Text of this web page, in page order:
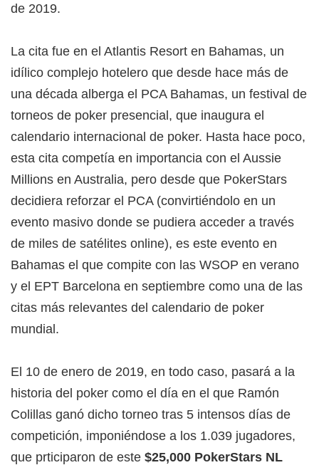
de 2019.
La cita fue en el Atlantis Resort en Bahamas, un
idílico complejo hotelero que desde hace más de
una década alberga el PCA Bahamas, un festival de
torneos de poker presencial, que inaugura el
calendario internacional de poker. Hasta hace poco,
esta cita competía en importancia con el Aussie
Millions en Australia, pero desde que PokerStars
decidiera reforzar el PCA (convirtiéndolo en un
evento masivo donde se pudiera acceder a través
de miles de satélites online), es este evento en
Bahamas el que compite con las WSOP en verano
y el EPT Barcelona en septiembre como una de las
citas más relevantes del calendario de poker
mundial.
El 10 de enero de 2019, en todo caso, pasará a la
historia del poker como el día en el que Ramón
Colillas ganó dicho torneo tras 5 intensos días de
competición, imponiéndose a los 1.039 jugadores,
que prticiparon de este $25,000 PokerStars NL